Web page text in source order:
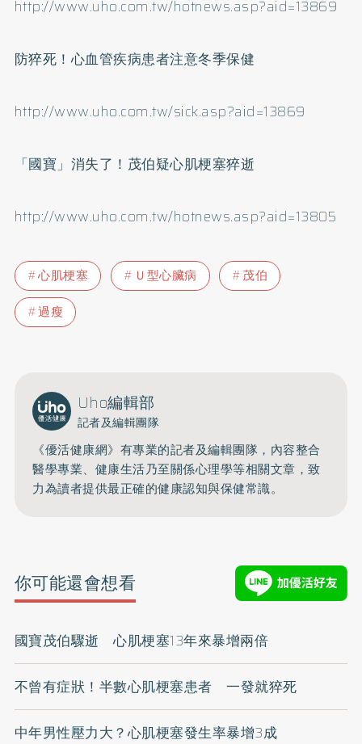
http://www.uho.com.tw/hotnews.asp?aid=13869
防猝死！心血管疾病患者注意冬季保健
http://www.uho.com.tw/sick.asp?aid=13869
「國寶」消失了！茂伯疑心肌梗塞猝逝
http://www.uho.com.tw/hotnews.asp?aid=13805
心肌梗塞 Ｕ型心臟病
茂伯
過瘦
Uho編輯部
記者及編輯團隊
《優活健康網》有專業的記者及編輯團隊，內容整合
醫學專業、健康生活乃至關係心理學等相關文章，致
力為讀者提供最正確的健康認知與保健常識。
你可能還會想看
國寶茂伯驟逝 心肌梗塞13年來暴增兩倍
不曾有症狀！半數心肌梗塞患者 一發就猝死
中年男性壓力大？心肌梗塞發生率暴增3成